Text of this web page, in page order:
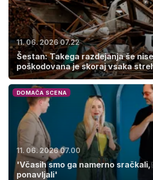
11. 06. 2026 07.22
Šestan: Takega razdejanja še
poškodovana je skoraj vsaka
DOMAČA SCENA
11. 06. 2026 07.00
'Včasih smo ga namerno sračkali,
ponavljali'